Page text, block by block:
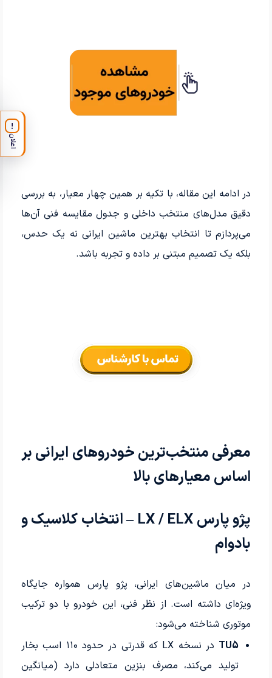
در ادامه این مقاله، با تکیه بر همین چهار معیار، به بررسی
دقیق مدل‌های منتخب داخلی و جدول مقایسه فنی آن‌ها
می‌پردازم تا انتخاب بهترین ماشین ایرانی نه یک حدس،
بلکه یک تصمیم مبتنی بر داده و تجربه باشد.
معرفی منتخب‌ترین خودروهای ایرانی بر
اساس معیارهای بالا
پژو پارس LX / ELX – انتخاب کلاسیک و
بادوام
در میان ماشین‌های ایرانی، پژو پارس همواره جایگاه
ویژه‌ای داشته است. از نظر فنی، این خودرو با دو ترکیب
موتوری شناخته می‌شود:
TU5
در نسخه LX که قدرتی در حدود ۱۱۰ اسب بخار
تولید می‌کند، مصرف بنزین متعادلی دارد (میانگین
!
اعلان